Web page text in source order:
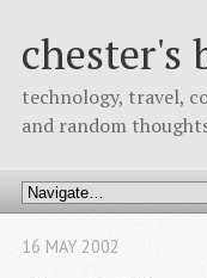
chester's
technology, travel,
and random
16 MAY 2002